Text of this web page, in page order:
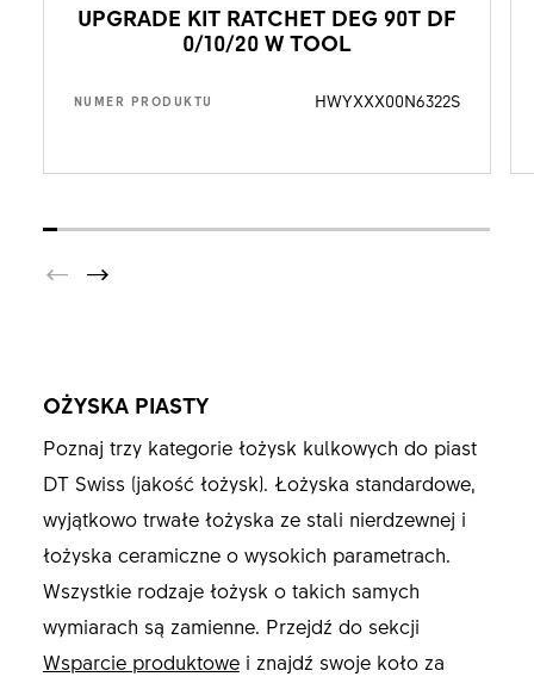
UPGRADE KIT RATCHET DEG 90T DF
0/10/20 W TOOL
NUMER PRODUKTU HWYXXX00N6322S
OŻYSKA PIASTY
Poznaj trzy kategorie łożysk kulkowych do piast
DT Swiss (jakość łożysk). Łożyska standardowe,
wyjątkowo trwałe łożyska ze stali nierdzewnej i
łożyska ceramiczne o wysokich parametrach.
Wszystkie rodzaje łożysk o takich samych
wymiarach są zamienne. Przejdź do sekcji
Wsparcie produktowei znajdź swoje koło za